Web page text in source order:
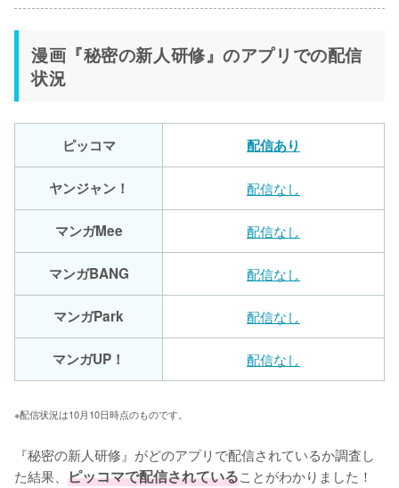
漫画『秘密の新人研修』のアプリでの配信
状況
ピッコマ 配信あり
ヤンジャン！ 配信なし
マンガMee 配信なし
マンガBANG 配信なし
マンガPark 配信なし
マンガUP！ 配信なし
※配信状況は10月10日時点のものです。
『秘密の新人研修』がどのアプリで配信されているか調査し
た結果、 ピッコマで配信されていることがわかりました！